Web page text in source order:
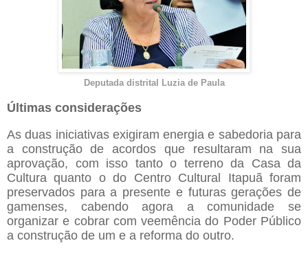
Deputada distrital Luzia de Paula
Últimas considerações
As duas iniciativas exigiram energia e sabedoria para
a construção de acordos que resultaram na sua
aprovação, com isso tanto o terreno da Casa da
Cultura quanto o do Centro Cultural Itapuã foram
preservados para a presente e futuras gerações de
gamenses, cabendo agora a comunidade se
organizar e cobrar com veemência do Poder Público
a construção de um e a reforma do outro.